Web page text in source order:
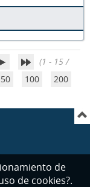
(1 - 15 /
50 100 200
de
de cookies?.